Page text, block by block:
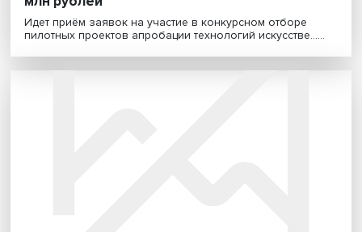
лучшую научную статью по ИИ и
обучению